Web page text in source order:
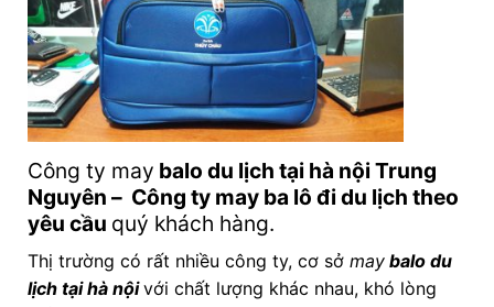
Công ty may balo du lịch tại hà nội Trung
Nguyên – Công ty may ba lô đi du lịch theo
yêu cầu quý khách hàng.
Thị trường có rất nhiều công ty, cơ sở maybalo du
lịch tại hà nộivới chất lượng khác nhau, khó lòng